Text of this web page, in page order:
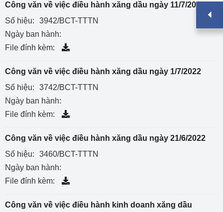
Công văn về việc điều hành xăng dầu ngày 11/7/2022
Số hiệu:
3942/BCT-TTTN
Ngày ban hành:
File đính kèm:
Công văn về việc điều hành xăng dầu ngày 1/7/2022
Số hiệu:
3742/BCT-TTTN
Ngày ban hành:
File đính kèm:
Công văn về việc điều hành xăng dầu ngày 21/6/2022
Số hiệu:
3460/BCT-TTTN
Ngày ban hành:
File đính kèm:
Công văn về việc điều hành kinh doanh xăng dầu